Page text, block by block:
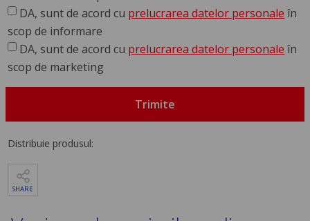
DA, sunt de acord cu prelucrarea datelor personale în
scop de informare
DA, sunt de acord cu prelucrarea datelor personale în
scop de marketing
Trimite
Distribuie produsul:
SHARE